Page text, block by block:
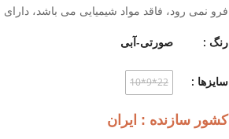
فرو نمی رود، فاقد مواد شیمیایی می باشد، دارای
رنگ :
صورتی-آبی
سایزها : 22*9*10
کشور سازنده : ایران